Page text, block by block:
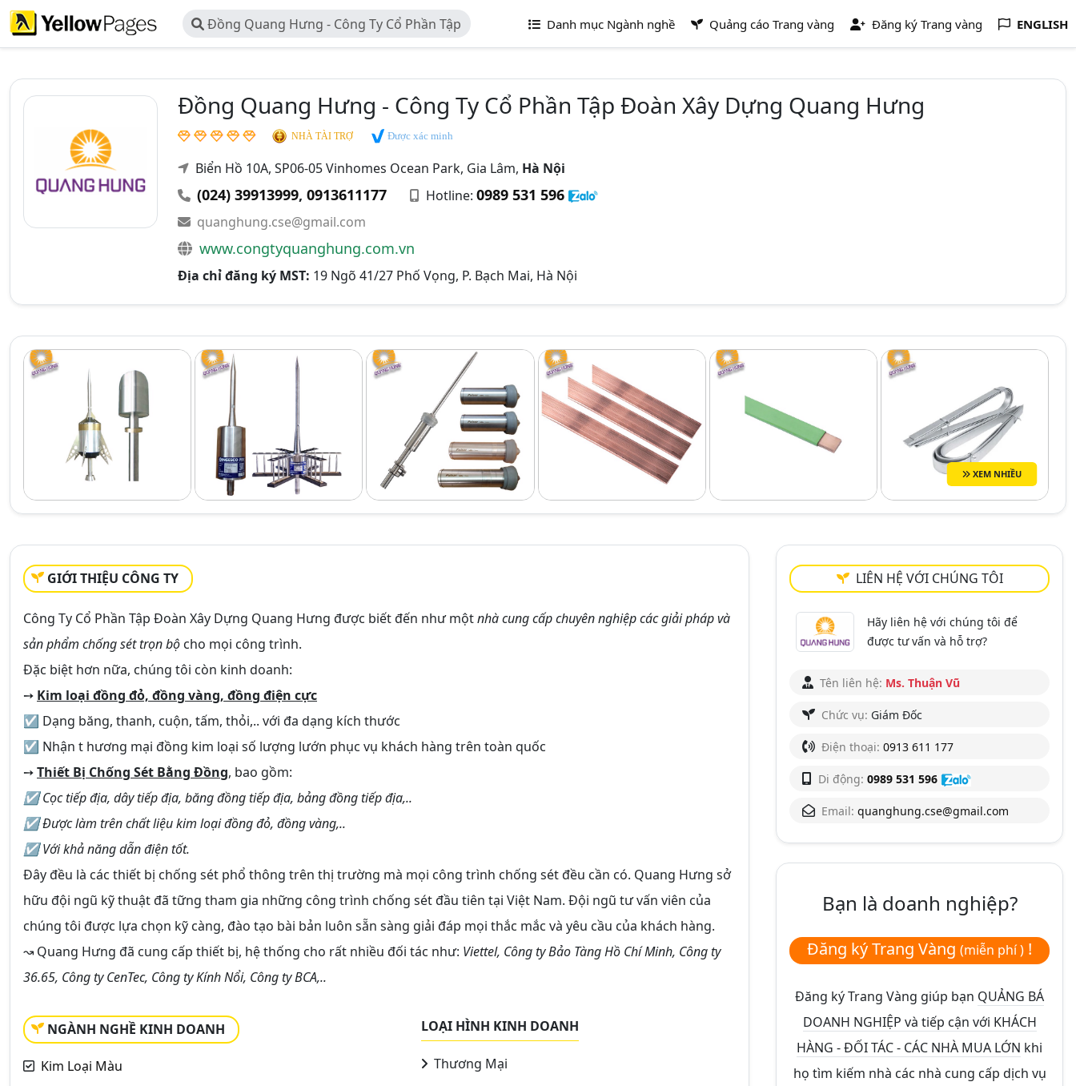
Đồng Quang Hưng - Công Ty Cổ Phần Tập
Đoàn Xây Dựng Quang Hưng
Danh mục Ngành nghề Quảng cáo Trang vàng Đăng ký Trang vàng ENGLISH
Đồng Quang Hưng - Công Ty Cổ Phần Tập Đoàn Xây Dựng Quang Hưng
NHÀ TÀI TRỢ Được xác minh
Biển Hồ 10A, SP06-05 Vinhomes Ocean Park, Gia Lâm, Hà Nội
(024) 39913999, 0913611177 Hotline: 0989 531 596
quanghung.cse@gmail.com
www.congtyquanghung.com.vn
Địa chỉ đăng ký MST: 19 Ngõ 41/27 Phố Vọng, P. Bạch Mai, Hà Nội
XEM NHIỀU
GIỚI THIỆU CÔNG TY
Công Ty Cổ Phần Tập Đoàn Xây Dựng Quang Hưng được biết đến như mộtnhà cung cấp chuyên nghiệp các giải pháp và
sản phẩm chống sét trọn bộ cho mọi công trình.
Đặc biệt hơn nữa, chúng tôi còn kinh doanh:
➙ Kim loại đồng đỏ, đồng vàng, đồng điện cực
☑ Dạng băng, thanh, cuộn, tấm, thỏi,.. với đa dạng kích thước
☑ Nhận t hương mại đồng kim loại số lượng lướn phục vụ khách hàng trên toàn quốc
➙Thiết Bị Chống Sét Bằng Đồng, bao gồm:
☑ Cọc tiếp địa, dây tiếp địa, băng đồng tiếp địa, bảng đồng tiếp địa,..
☑ Được làm trên chất liệu kim loại đồng đỏ, đồng vàng,..
☑ Với khả năng dẫn điện tốt.
Đây đều là các thiết bị chống sét phổ thông trên thị trường mà mọi công trình chống sét đều cần có. Quang Hưng sở
hữu đội ngũ kỹ thuật đã tững tham gia những công trình chống sét đầu tiên tại Việt Nam. Đội ngũ tư vấn viên của
chúng tôi được lựa chọn kỹ càng, đào tạo bài bản luôn sẵn sàng giải đáp mọi thắc mắc và yêu cầu của khách hàng.
↝ Quang Hưng đã cung cấp thiết bị, hệ thống cho rất nhiều đối tác như: Viettel, Công ty Bảo Tàng Hồ Chí Minh, Công ty
36.65, Công ty CenTec, Công ty Kính Nổi, Công ty BCA,..
NGÀNH NGHỀ KINH DOANH
Kim Loại Màu
LOẠI HÌNH KINH DOANH
Thương Mại
LIÊN HỆ VỚI CHÚNG TÔI
Hãy liên hệ với chúng tôi để
được tư vấn và hỗ trợ?
Tên liên hệ: Ms. Thuận Vũ
Chức vụ: Giám Đốc
Điện thoại: 0913 611 177
Di động: 0989 531 596
Email: quanghung.cse@gmail.com
Bạn là doanh nghiệp?
Đăng ký Trang Vàng (miễn phí ) !
Đăng ký Trang Vàng giúp bạn QUẢNG BÁ
DOANH NGHIỆP và tiếp cận với KHÁCH
HÀNG - ĐỐI TÁC - CÁC NHÀ MUA LỚN khi
họ tìm kiếm nhà các nhà cung cấp dịch vụ